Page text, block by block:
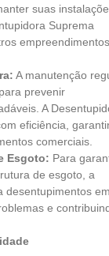
suas
Suprema
A manutenção
prevenir
A
eficiência,
comerciais.
Esgoto: Para
de esgoto, a
desentupimentos
e